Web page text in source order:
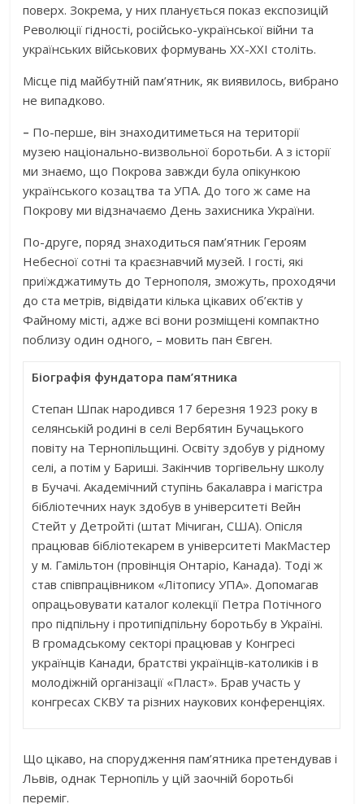
поверх. Зокрема, у них планується показ експозицій
Революції гідності, російсько-української війни та
українських військових формувань XX-XXI століть.
Місце під майбутній пам’ятник, як виявилось, вибрано
не випадково.
– По-перше, він знаходитиметься на території
музею національно-визвольної боротьби. А з історії
ми знаємо, що Покрова завжди була опікункою
українського козацтва та УПА. До того ж саме на
Покрову ми відзначаємо День захисника України.
По-друге, поряд знаходиться пам’ятник Героям
Небесної сотні та краєзнавчий музей. І гості, які
приїжджатимуть до Тернополя, зможуть, проходячи
до ста метрів, відвідати кілька цікавих об’єктів у
Файному місті, адже всі вони розміщені компактно
поблизу один одного, – мовить пан Євген.
Біографія фундатора пам’ятника
Степан Шпак народився 17 березня 1923 року в
селянській родині в селі Вербятин Бучацького
повіту на Тернопільщині. Освіту здобув у рідному
селі, а потім у Бариші. Закінчив торгівельну школу
в Бучачі. Академічний ступінь бакалавра і магістра
бібліотечних наук здобув в університеті Вейн
Стейт у Детройті (штат Мічиган, США). Опісля
працював бібліотекарем в університеті МакМастер
у м. Гамільтон (провінція Онтаріо, Канада). Тоді ж
став співпрацівником «Літопису УПА». Допомагав
опрацьовувати каталог колекції Петра Потічного
про підпільну і протипідпільну боротьбу в Україні.
В громадському секторі працював у Конгресі
українців Канади, братстві українців-католиків і в
молодіжній організації «Пласт». Брав участь у
конгресах СКВУ та різних наукових конференціях.
Що цікаво, на спорудження пам’ятника претендував і
Львів, однак Тернопіль у цій заочній боротьбі
переміг.